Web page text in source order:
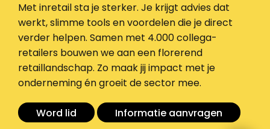
Met inretail sta je sterker. Je krijgt advies dat
werkt, slimme tools en voordelen die je direct
verder helpen. Samen met 4.000 collega-
retailers bouwen we aan een florerend
retaillandschap. Zo maak jij impact met je
onderneming én groeit de sector mee.
Word lid Informatie aanvragen